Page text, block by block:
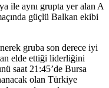
ile aynı grupta yer alan A
güçlü Balkan ekibi
gruba son derece iyi
elde ettiği liderliğini
saat 21:45’de Bursa
olan Türkiye